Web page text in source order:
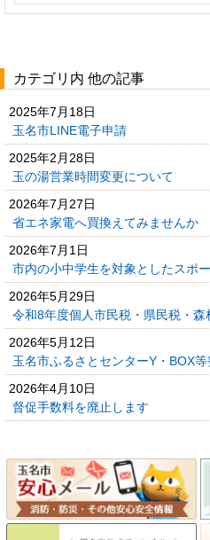
カテゴリ内 他の記事
2025年7月18日
玉名市LINE電子申請
2025年2月28日
玉の湯営業時間変更について
2026年7月27日
省エネ家電へ買換えてみませんか
2026年7月1日
市内の小中学生を対象としたスポ
2026年5月29日
令和8年度個人市民税・県民税・森
2026年5月12日
玉名市ふるさとセンターY・BOX等
2026年4月10日
督促手数料を廃止します